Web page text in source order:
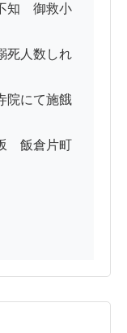
　御救小
人数しれ
にて施餓
飯倉片町